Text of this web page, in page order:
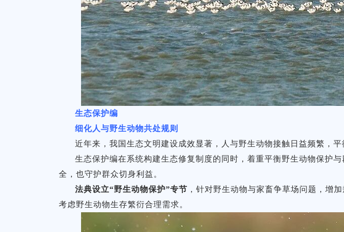
生态保护编
细化人与野生动物共处规则
近年来，我国生态文明建设成效显著，人与野生动物接触日益频繁，平
生态保护编在系统构建生态修复制度的同时，着重平衡野生动物保护
全，也守护群众切身利益。
法典设立“野生动物保护”专节 ，针对野生动物与家畜争草场问题，增
考虑野生动物生存繁衍合理需求。